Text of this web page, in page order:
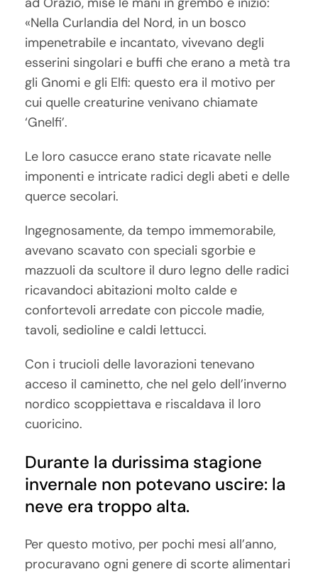
«Nella Curlandia del Nord, in un bosco
impenetrabile e incantato, vivevano degli
esserini singolari e buffi che erano a metà tra
gli Gnomi e gli Elfi: questo era il motivo per
cui quelle creaturine venivano chiamate
‘Gnelfi’.
Le loro casucce erano state ricavate nelle
imponenti e intricate radici degli abeti e delle
querce secolari.
Ingegnosamente, da tempo immemorabile,
avevano scavato con speciali sgorbie e
mazzuoli da scultore il duro legno delle radici
ricavandoci abitazioni molto calde e
confortevoli arredate con piccole madie,
tavoli, sedioline e caldi lettucci.
Con i trucioli delle lavorazioni tenevano
acceso il caminetto, che nel gelo dell’inverno
nordico scoppiettava e riscaldava il loro
cuoricino.
Durante la durissima stagione
invernale non potevano uscire: la
neve era troppo alta.
Per questo motivo, per pochi mesi all’anno,
procuravano ogni genere di scorte alimentari